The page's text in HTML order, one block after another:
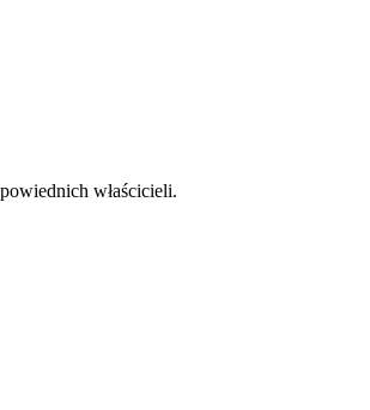
właścicieli.